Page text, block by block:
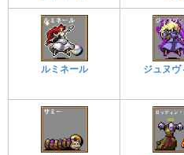
ルミネール ジュヌヴ